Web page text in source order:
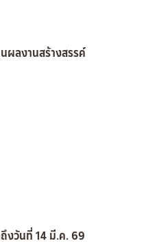
ผลงานสร้างสรรค์
งวันที่ 14 มี.ค. 69